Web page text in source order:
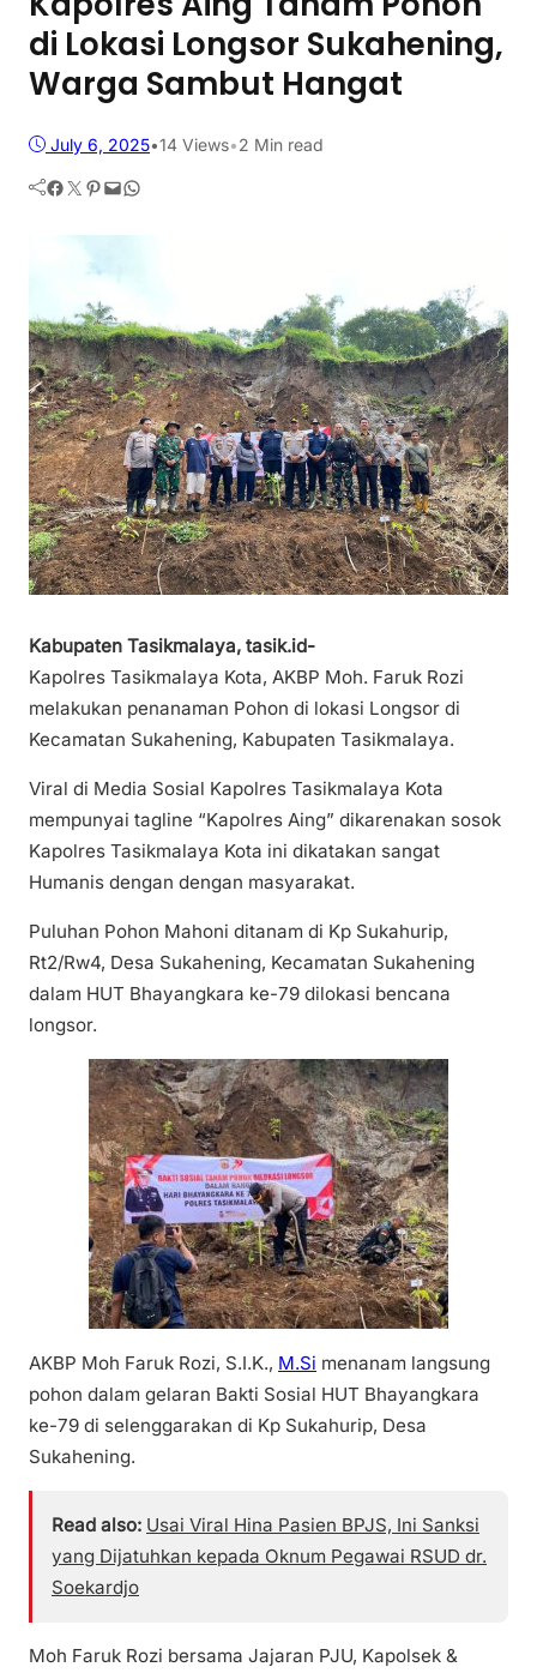
di Lokasi Longsor Sukahening,
Warga Sambut Hangat
July 6, 2025•14 Views•2 Min read
Facebook Twitter Pinterest Mail WhatsApp
Kabupaten Tasikmalaya, tasik.id-
Kapolres Tasikmalaya Kota, AKBP Moh. Faruk Rozi
melakukan penanaman Pohon di lokasi Longsor di
Kecamatan Sukahening, Kabupaten Tasikmalaya.
Viral di Media Sosial Kapolres Tasikmalaya Kota
mempunyai tagline “Kapolres Aing” dikarenakan sosok
Kapolres Tasikmalaya Kota ini dikatakan sangat
Humanis dengan dengan masyarakat.
Puluhan Pohon Mahoni ditanam di Kp Sukahurip,
Rt2/Rw4, Desa Sukahening, Kecamatan Sukahening
dalam HUT Bhayangkara ke-79 dilokasi bencana
longsor.
AKBP Moh Faruk Rozi, S.I.K., M.Si menanam langsung
pohon dalam gelaran Bakti Sosial HUT Bhayangkara
ke-79 di selenggarakan di Kp Sukahurip, Desa
Sukahening.
Read also: Usai Viral Hina Pasien BPJS, Ini Sanksi
yang Dijatuhkan kepada Oknum Pegawai RSUD dr.
Soekardjo
Moh Faruk Rozi bersama Jajaran PJU, Kapolsek &